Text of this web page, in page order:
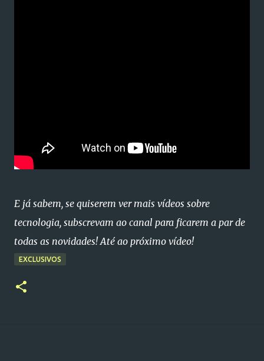
E já sabem, se quiserem ver mais vídeos sobre
tecnologia, subscrevam ao canal para ficarem a par de
todas as novidades! Até ao próximo vídeo!
EXCLUSIVOS